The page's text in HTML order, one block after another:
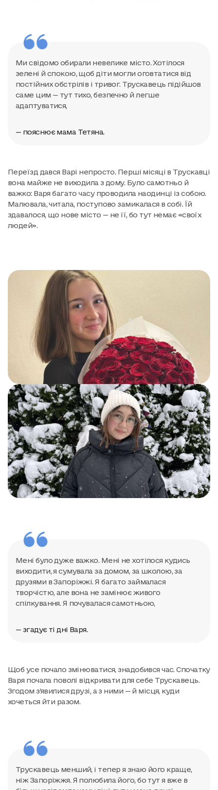
Ми свідомо обирали невелике місто. Хотілося
зелені й спокою, щоб діти могли оговтатися від
постійних обстрілів і тривог. Трускавець підійшов
саме цим — тут тихо, безпечно й легше
адаптуватися,
— пояснює мама Тетяна.
Переїзд дався Варі непросто. Перші місяці в Трускавці
вона майже не виходила з дому. Було самотньо й
важко: Варя багато часу проводила наодинці із собою.
Малювала, читала, поступово замикалася в собі. Їй
здавалося, що нове місто — не її, бо тут немає «своїх
людей».
Мені було дуже важко. Мені не хотілося кудись
виходити, я сумувала за домом, за школою, за
друзями в Запоріжжі. Я багато займалася
творчістю, але вона не замінює живого
спілкування. Я почувалася самотньою,
— згадує ті дні Варя.
Щоб усе почало змінюватися, знадобився час. Спочатку
Варя почала поволі відкривати для себе Трускавець.
Згодом з’явилися друзі, а з ними — й місця, куди
хочеться йти разом.
Трускавець менший, і тепер я знаю його краще,
ніж Запоріжжя. Я полюбила його, бо тут я вже в